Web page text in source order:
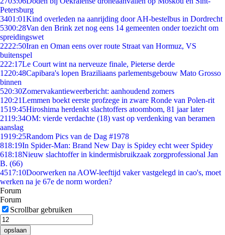
Petersburg
3401:01Kind overleden na aanrijding door AH-bestelbus in Dordrecht
5300:28Van den Brink zet nog eens 14 gemeenten onder toezicht om
spreidingswet
2222:50Iran en Oman eens over route Straat van Hormuz, VS
buitenspel
222:17Le Court wint na nerveuze finale, Pieterse derde
1220:48Capibara's lopen Braziliaans parlementsgebouw Mato Grosso
binnen
520:30Zomervakantieweerbericht: aanhoudend zomers
1 20:21Lemmen boekt eerste profzege in zware Ronde van Polen-rit
1519:45Hiroshima herdenkt slachtoffers atoombom, 81 jaar later
2119:34OM: vierde verdachte (18) vast op verdenking van beramen
aanslag
1919:25Random Pics van de Dag #1978
818:19In Spider-Man: Brand New Day is Spidey echt weer Spidey
618:18Nieuw slachtoffer in kindermisbruikzaak zorgprofessional Jan
B. (66)
4517:10Doorwerken na AOW-leeftijd vaker vastgelegd in cao's, moet
werken na je 67e de norm worden?
Forum
Forum
Scrollbar gebruiken
opslaan